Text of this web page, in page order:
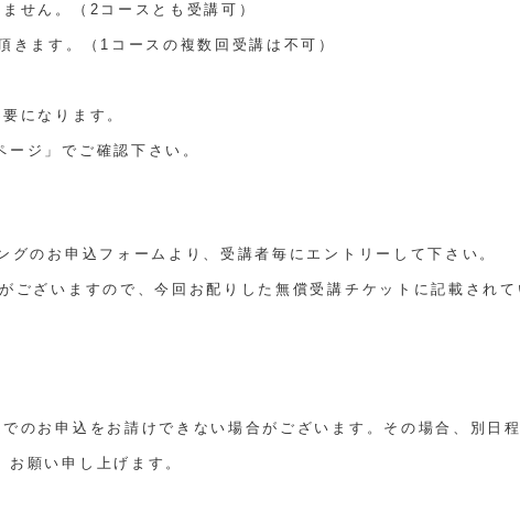
せん。（2コースとも受講可）
ます。（1コースの複数回受講は不可）
になります。
ジ」でご確認下さい。
のお申込フォームより、受講者毎にエントリーして下さい。
ございますので、今回お配りした無償受講チケットに記載され
のお申込をお請けできない場合がございます。その場合、別日
願い申し上げます。